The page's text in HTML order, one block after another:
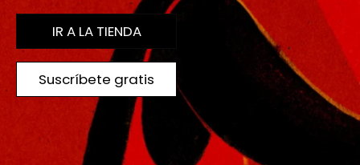
IR A LA TIENDA
Suscríbete gratis